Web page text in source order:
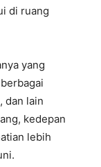
di ruang
yang
dan lain
kedepan
lebih